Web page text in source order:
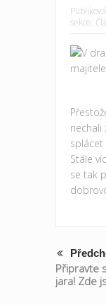
sekce:
nechali
splácet
Stále
se tak
Připravte
jara! Zde